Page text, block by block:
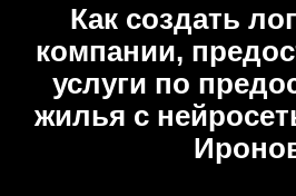
Как создать
компании,
услуги по
жилья с